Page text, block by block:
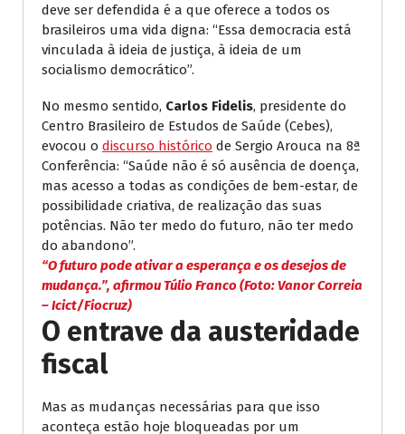
deve ser defendida é a que oferece a todos os
brasileiros uma vida digna: “Essa democracia está
vinculada à ideia de justiça, à ideia de um
socialismo democrático”.
No mesmo sentido, Carlos Fidelis, presidente do
Centro Brasileiro de Estudos de Saúde (Cebes),
evocou o discurso histórico de Sergio Arouca na 8ª
Conferência: “Saúde não é só ausência de doença,
mas acesso a todas as condições de bem-estar, de
possibilidade criativa, de realização das suas
potências. Não ter medo do futuro, não ter medo
do abandono”.
“O futuro pode ativar a esperança e os desejos de
mudança.”, afirmou Túlio Franco (Foto: Vanor Correia
– Icict/Fiocruz)
O entrave da austeridade
fiscal
Mas as mudanças necessárias para que isso
aconteça estão hoje bloqueadas por um